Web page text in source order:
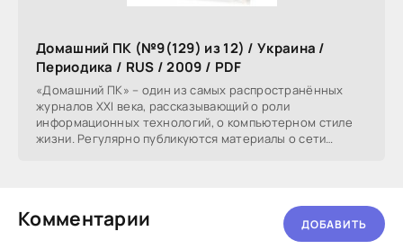
Домашний ПК (№9(129) из 12) / Украина /
Периодика / RUS / 2009 / PDF
«Домашний ПК» – один из самых распространённых
журналов XXI века, рассказывающий о роли
информационных технологий, о компьютерном стиле
жизни. Регулярно публикуются материалы о сети
Комментарии ДОБАВИТЬ